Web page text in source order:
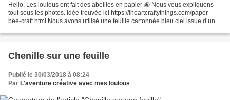
Hello, Les loulous ont fait des abeilles en papier 🐝 Nous vous expliquons
tout sous les photos. Idée trouvée ici https://iheartcraftythings.com/paper-
bee-craft.html Nous avons utilisé une feuille cartonnée bleu ciel issue d’un
Chenille sur une feuille
Publié le 30/03/2018 à 08:24
Par L'aventure créative avec mes loulous